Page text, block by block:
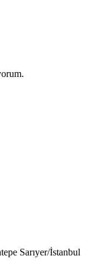
Sarıyer/İstanbul